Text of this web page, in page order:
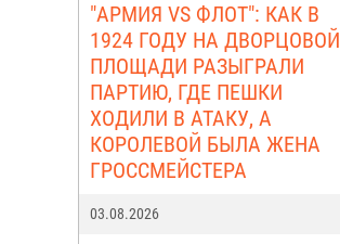
"АРМИЯ VS ФЛОТ": КАК В
1924 ГОДУ НА ДВОРЦОВОЙ
ПЛОЩАДИ РАЗЫГРАЛИ
ПАРТИЮ, ГДЕ ПЕШКИ
ХОДИЛИ В АТАКУ, А
КОРОЛЕВОЙ БЫЛА ЖЕНА
ГРОССМЕЙСТЕРА
03.08.2026